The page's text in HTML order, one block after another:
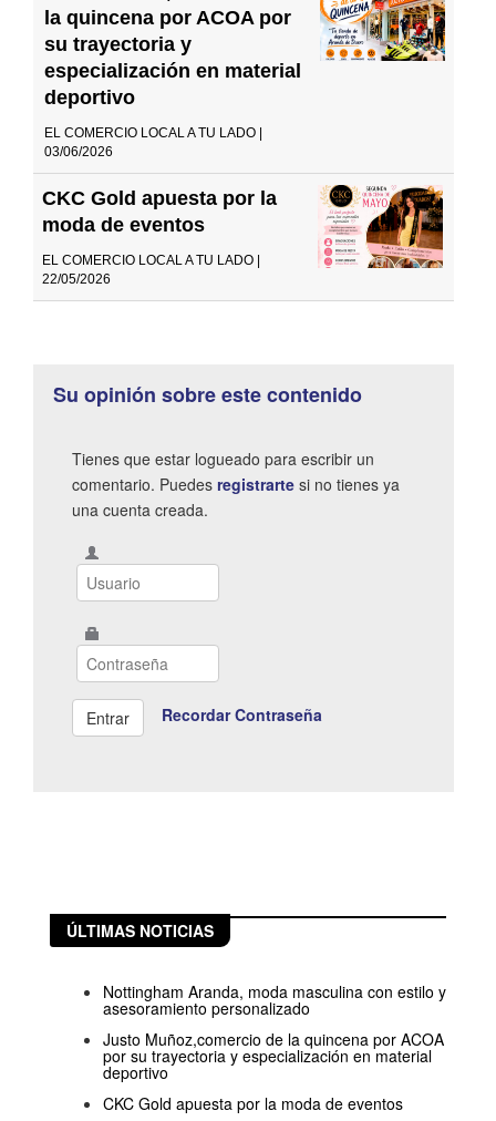
la quincena por ACOA por
su trayectoria y
especialización en material
deportivo
EL COMERCIO LOCAL A TU LADO |
03/06/2026
CKC Gold apuesta por la
moda de eventos
EL COMERCIO LOCAL A TU LADO |
22/05/2026
Su opinión sobre este contenido
Tienes que estar logueado para escribir un
comentario. Puedes registrarte si no tienes ya
una cuenta creada.
Recordar Contraseña
ÚLTIMAS NOTICIAS
Nottingham Aranda, moda masculina con estilo y
asesoramiento personalizado
Justo Muñoz,comercio de la quincena por ACOA
por su trayectoria y especialización en material
deportivo
CKC Gold apuesta por la moda de eventos